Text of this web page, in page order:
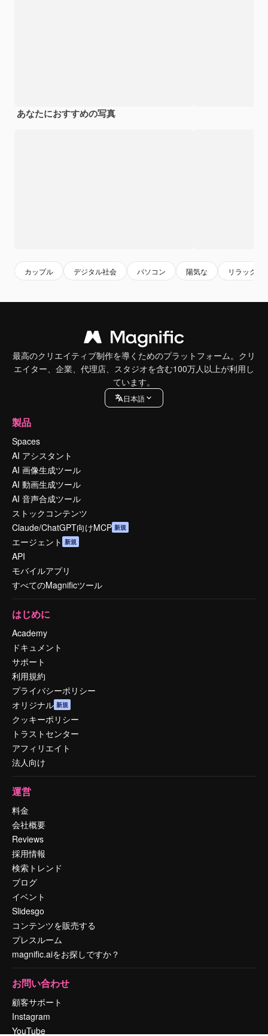
あなたにおすすめの写真
カップル デジタル社会 パソコン 陽気な リラックス
最高のクリエイティブ制作を導くためのプラットフォーム。クリ
エイター、企業、代理店、スタジオを含む100万人以上が利用し
ています。
日本語
製品
Spaces
AI アシスタント
AI 画像生成ツール
AI 動画生成ツール
AI 音声合成ツール
ストックコンテンツ
Claude/ChatGPT向けMCP 新規
エージェント 新規
API
モバイルアプリ
すべてのMagnificツール
はじめに
Academy
ドキュメント
サポート
利用規約
プライバシーポリシー
オリジナル 新規
クッキーポリシー
トラストセンター
アフィリエイト
法人向け
運営
料金
会社概要
Reviews
採用情報
検索トレンド
ブログ
イベント
Slidesgo
コンテンツを販売する
プレスルーム
magnific.aiをお探しですか？
お問い合わせ
顧客サポート
Instagram
YouTube